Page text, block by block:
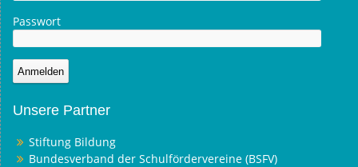
Passwort
Unsere Partner
Stiftung Bildung
Bundesverband der Schulfördervereine (BSFV)